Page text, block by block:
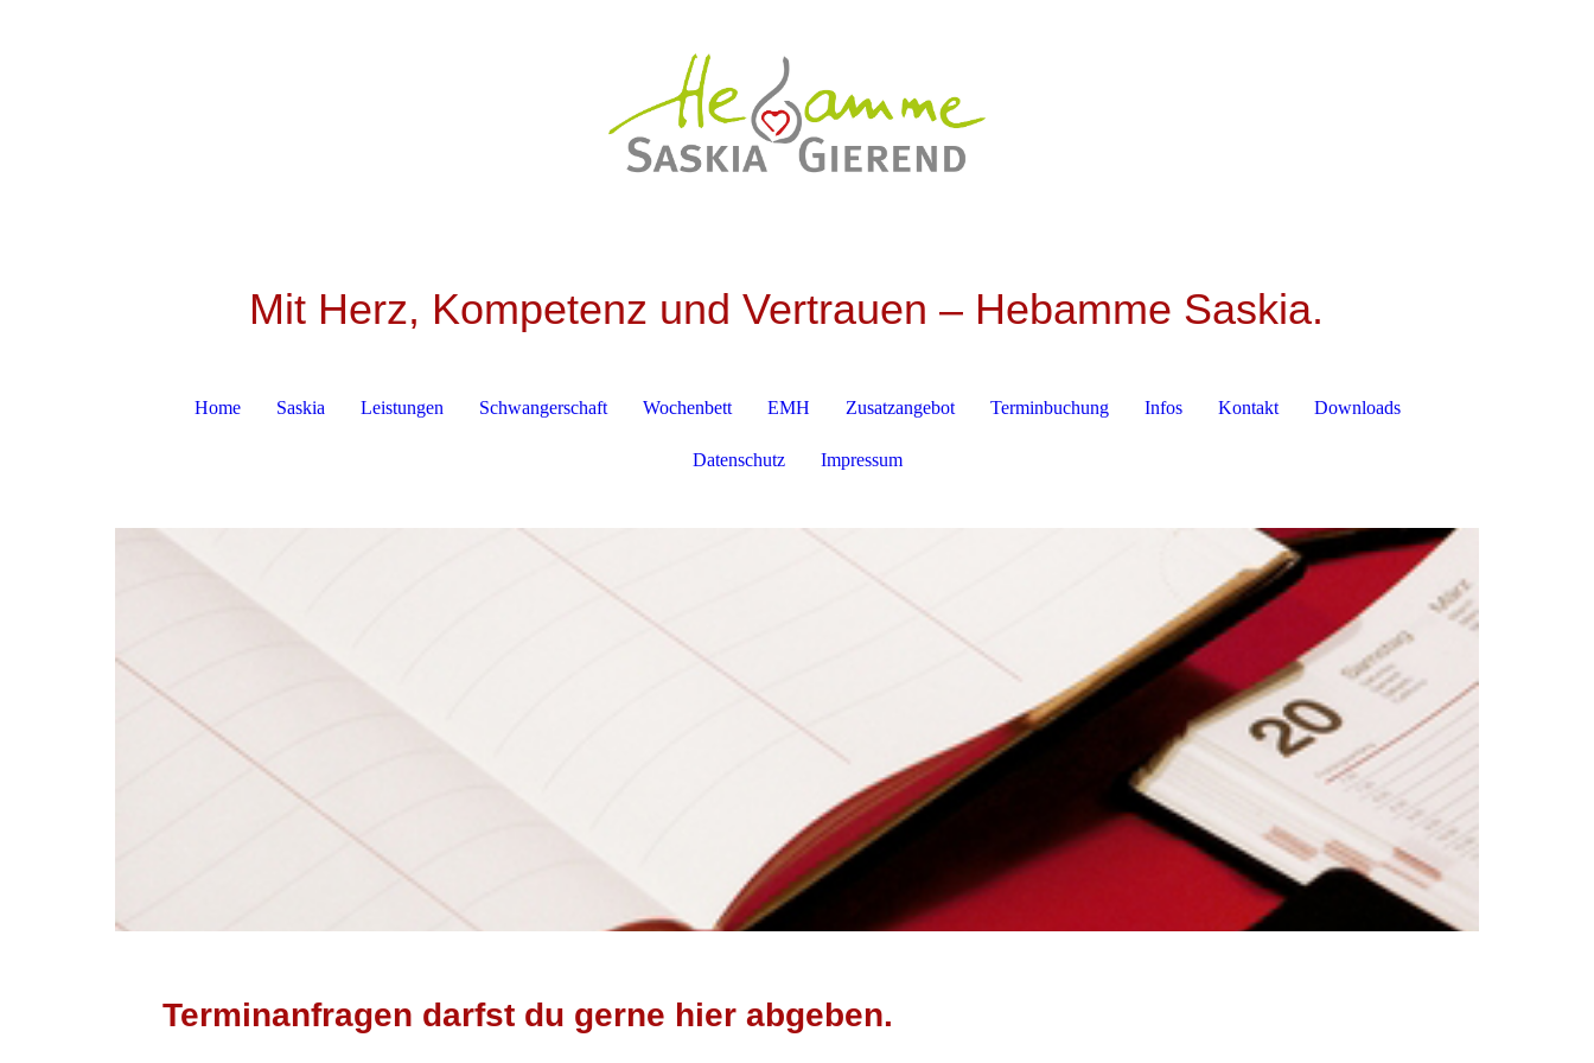
Mit Herz, Kompetenz und Vertrauen – Hebamme Saskia.
Home Saskia Leistungen Schwangerschaft Wochenbett EMH Zusatzangebot Terminbuchung Infos Kontakt Downloads
Datenschutz Impressum
Terminanfragen darfst du gerne hier abgeben.